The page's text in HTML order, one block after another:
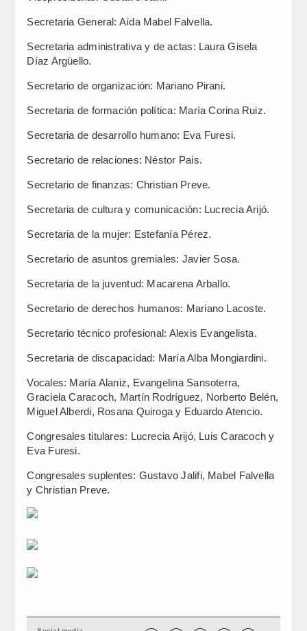
Secretaria General: Aída Mabel Falvella.
Secretaria administrativa y de actas: Laura Gisela
Díaz Argüello.
Secretario de organización: Mariano Pirani.
Secretaria de formación política: María Corina Ruiz.
Secretaria de desarrollo humano: Eva Furesi.
Secretario de relaciones: Néstor Pais.
Secretario de finanzas: Christian Preve.
Secretaria de cultura y comunicación: Lucrecia Arijó.
Secretaria de la mujer: Estefanía Pérez.
Secretario de asuntos gremiales: Javier Sosa.
Secretaria de la juventud: Macarena Arballo.
Secretario de derechos humanos: Mariano Lacoste.
Secretario técnico profesional: Alexis Evangelista.
Secretaria de discapacidad: María Alba Mongiardini.
Vocales: María Alaniz, Evangelina Sansoterra,
Graciela Caracoch, Martín Rodríguez, Norberto Belén,
Miguel Alberdi, Rosana Quiroga y Eduardo Atencio.
Congresales titulares: Lucrecia Arijó, Luis Caracoch y
Eva Furesi.
Congresales suplentes: Gustavo Jalifi, Mabel Falvella
y Christian Preve.